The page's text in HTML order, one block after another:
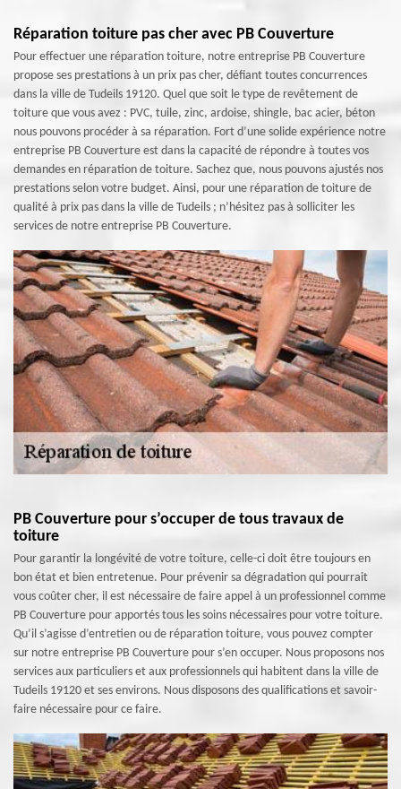
Réparation toiture pas cher avec PB Couverture
Pour effectuer une réparation toiture, notre entreprise PB Couverture
propose ses prestations à un prix pas cher, défiant toutes concurrences
dans la ville de Tudeils 19120. Quel que soit le type de revêtement de
toiture que vous avez : PVC, tuile, zinc, ardoise, shingle, bac acier, béton
nous pouvons procéder à sa réparation. Fort d’une solide expérience notre
entreprise PB Couverture est dans la capacité de répondre à toutes vos
demandes en réparation de toiture. Sachez que, nous pouvons ajustés nos
prestations selon votre budget. Ainsi, pour une réparation de toiture de
qualité à prix pas dans la ville de Tudeils ; n’hésitez pas à solliciter les
services de notre entreprise PB Couverture.
PB Couverture pour s’occuper de tous travaux de
toiture
Pour garantir la longévité de votre toiture, celle-ci doit être toujours en
bon état et bien entretenue. Pour prévenir sa dégradation qui pourrait
vous coûter cher, il est nécessaire de faire appel à un professionnel comme
PB Couverture pour apportés tous les soins nécessaires pour votre toiture.
Qu’il s’agisse d’entretien ou de réparation toiture, vous pouvez compter
sur notre entreprise PB Couverture pour s’en occuper. Nous proposons nos
services aux particuliers et aux professionnels qui habitent dans la ville de
Tudeils 19120 et ses environs. Nous disposons des qualifications et savoir-
faire nécessaire pour ce faire.